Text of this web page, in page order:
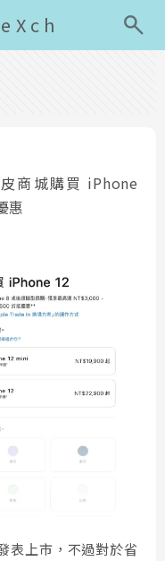
商城購買 iPhone
惠
表上市，不過對於省